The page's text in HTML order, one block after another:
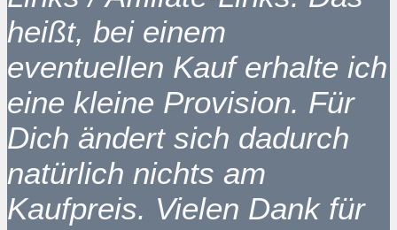
heißt, bei einem
eventuellen Kauf erhalte ich
eine kleine Provision. Für
Dich ändert sich dadurch
natürlich nichts am
Kaufpreis. Vielen Dank für